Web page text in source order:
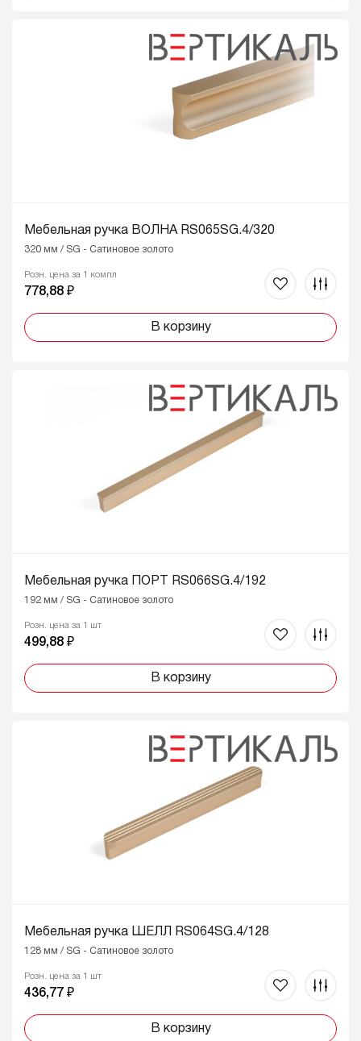
Мебельная ручка ВОЛНА RS065SG.4/320
320 мм / SG - Сатиновое золото
Розн. цена за 1 компл
778,88 ₽
В корзину
Мебельная ручка ПОРТ RS066SG.4/192
192 мм / SG - Сатиновое золото
Розн. цена за 1 шт
499,88 ₽
В корзину
Мебельная ручка ШЕЛЛ RS064SG.4/128
128 мм / SG - Сатиновое золото
Розн. цена за 1 шт
436,77 ₽
В корзину